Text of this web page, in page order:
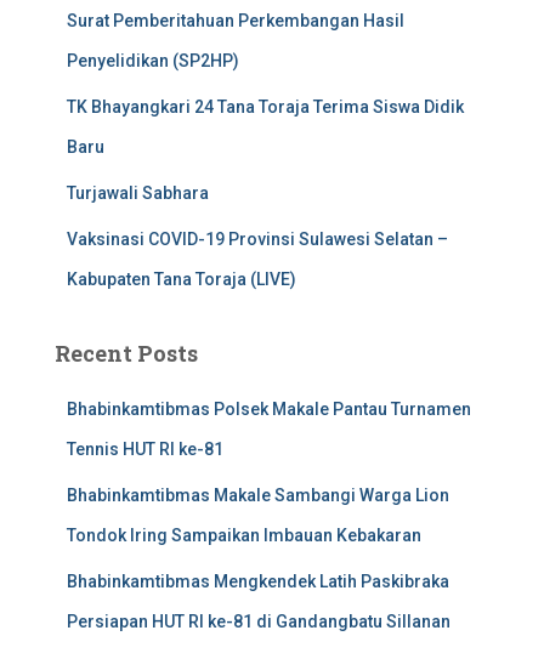
Surat Pemberitahuan Perkembangan Hasil
Penyelidikan (SP2HP)
TK Bhayangkari 24 Tana Toraja Terima Siswa Didik
Baru
Turjawali Sabhara
Vaksinasi COVID-19 Provinsi Sulawesi Selatan –
Kabupaten Tana Toraja (LIVE)
Recent Posts
Bhabinkamtibmas Polsek Makale Pantau Turnamen
Tennis HUT RI ke-81
Bhabinkamtibmas Makale Sambangi Warga Lion
Tondok Iring Sampaikan Imbauan Kebakaran
Bhabinkamtibmas Mengkendek Latih Paskibraka
Persiapan HUT RI ke-81 di Gandangbatu Sillanan